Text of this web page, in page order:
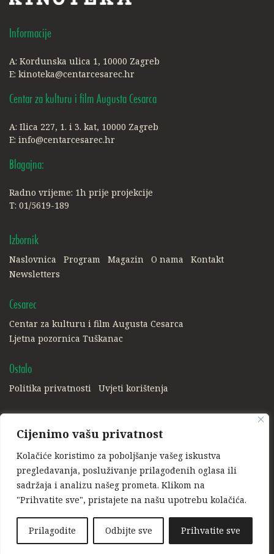
Cijenimo vašu privatnost
Kolačiće koristimo za poboljšanje vašeg iskustva
pregledavanja, posluživanje prilagođenih oglasa ili
sadržaja i analizu našeg prometa. Klikom na
"Prihvatite sve", pristajete na našu upotrebu kolačića.
Prilagodite Odbijte sve Prihvatite sve
Informacije
A: Kordunska ulica 1, 10000 Zagreb
E: kinoteka@centarcesarec.hr
Centar za kulturu i film Augusta Cesarca
A: Ilica 227, 1. i 3. kat, 10000 Zagreb
E: info@centarcesarec.hr
Blagajna:
Radno vrijeme: 1h prije projekcije
T: 01/5619-189
Izbornik
Naslovnica Program Magazin O nama
Kontakt
Newsletters
Cesarec
Centar za kulturu i film Augusta Cesarca
Ljetna pozornica Tuškanac
Ostalo
Politika privatnosti Uvjeti korištenja
Facebook Instagram
Ponosni član: